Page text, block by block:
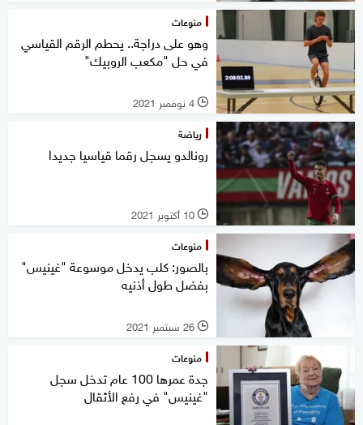
منوعات
وهو على دراجة.. يحطم الرقم القياسي
في حل "مكعب الروبيك"
l 4 نوفمبر 2021
رياضة
رونالدو يسجل رقما قياسيا جديدا
l 10 أكتوبر 2021
منوعات
بالصور: كلب يدخل موسوعة "غينيس"
بفضل طول أذنيه
l 26 سبتمبر 2021
منوعات
جدة عمرها 100 عام تدخل سجل
"غينيس" في رفع الأثقال